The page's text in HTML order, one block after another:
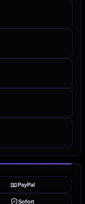
PayPal
Sofort